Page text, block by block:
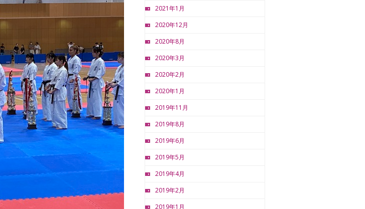
2021年1月
2020年12月
2020年8月
2020年3月
2020年2月
2020年1月
2019年11月
2019年8月
2019年6月
2019年5月
2019年4月
2019年2月
2019年1月